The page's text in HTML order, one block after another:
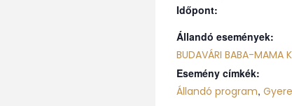
Időpont:
Állandó események:
BUDAVÁRI BABA-MAMA
Esemény címkék:
Állandó program,